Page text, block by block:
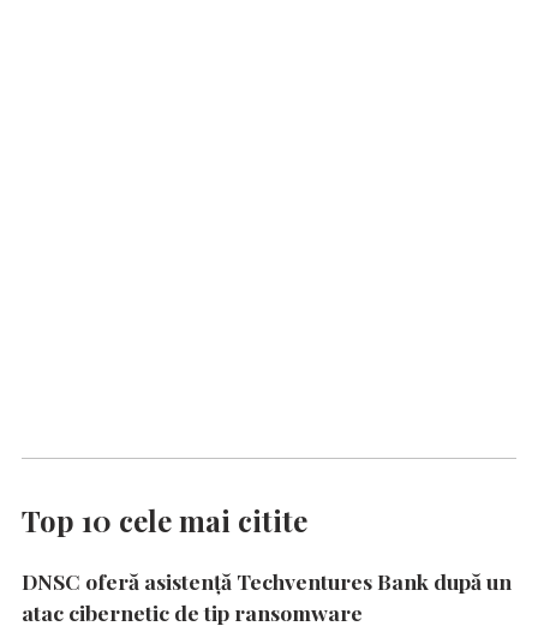
Top 10 cele mai citite
DNSC oferă asistență Techventures Bank după un
atac cibernetic de tip ransomware